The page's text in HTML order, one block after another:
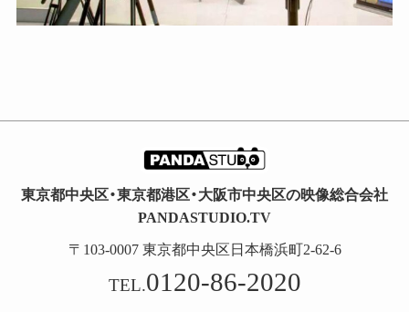
東京都中央区・東京都港区・大阪市中央区の映像総合会社
PANDASTUDIO.TV
〒103-0007 東京都中央区日本橋浜町2-62-6
TEL.0120-86-2020